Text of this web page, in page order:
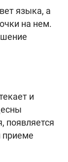
языка, а
на нем.
и
появляется
приеме